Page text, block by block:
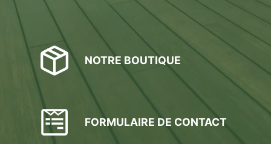
NOTRE BOUTIQUE
FORMULAIRE DE CONTACT